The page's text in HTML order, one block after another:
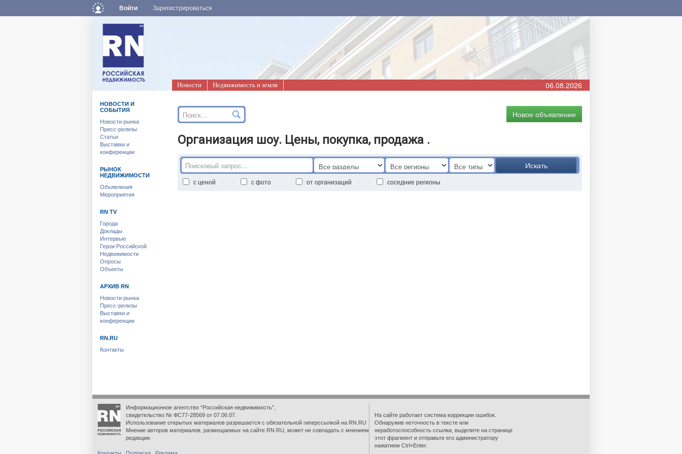
Войти Зарегистрироваться
Новости Недвижимость и земля 06.08.2026
Новое объявление
Организация шоу. Цены, покупка, продажа .
Искать
с ценой с фото от организаций соседние регионы
НОВОСТИ И
СОБЫТИЯ
Новости рынка
Пресс-релизы
Статьи
Выставки и
конференции
РЫНОК
НЕДВИЖИМОСТИ
Объявления
Мероприятия
RN TV
Города
Доклады
Интервью
Герои Российской
Недвижимости
Опросы
Объекты
АРХИВ RN
Новости рынка
Пресс-релизы
Выставки и
конференции
RN.RU
Контакты
Информационное агентство “Российская недвижимость”,
свидетельство № ФС77-28569 от 07.06.07.
Использование открытых материалов разрешается с обязательной гиперссылкой на RN.RU
Мнение авторов материалов, размещаемых на сайте RN.RU, может не совпадать с мнением
редакции.
На сайте работает система коррекции ошибок.
Обнаружив неточность в тексте или
неработоспособность ссылки, выделите на странице
этот фрагмент и отправьте его администратору
нажатием Ctrl+Enter.